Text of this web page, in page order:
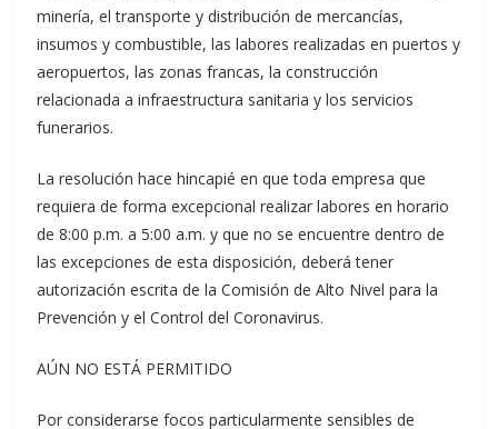
minería, el transporte y distribución de mercancías,
insumos y combustible, las labores realizadas en puertos y
aeropuertos, las zonas francas, la construcción
relacionada a infraestructura sanitaria y los servicios
funerarios.
La resolución hace hincapié en que toda empresa que
requiera de forma excepcional realizar labores en horario
de 8:00 p.m. a 5:00 a.m. y que no se encuentre dentro de
las excepciones de esta disposición, deberá tener
autorización escrita de la Comisión de Alto Nivel para la
Prevención y el Control del Coronavirus.
AÚN NO ESTÁ PERMITIDO
Por considerarse focos particularmente sensibles de